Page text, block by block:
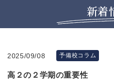
新着
2025/09/08 予備校コラム
高２の２学期の重要性